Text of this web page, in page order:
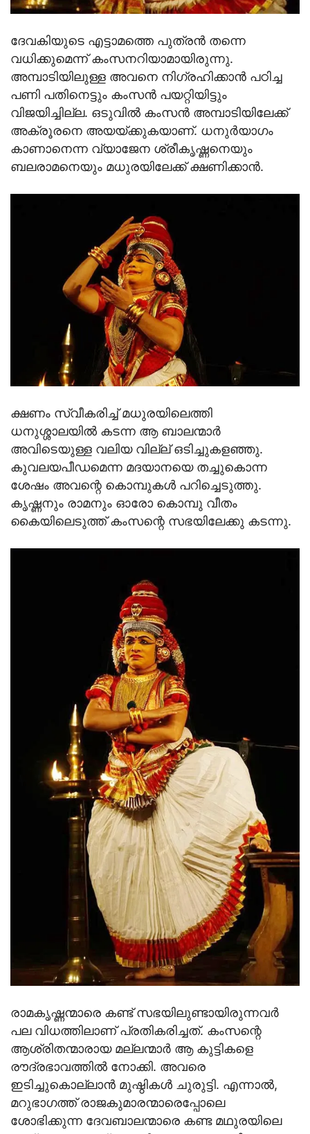
ദേവകിയുടെ എട്ടാമത്തെ പുത്രന്‍ തന്നെ
വധിക്കുമെന്ന് കംസനറിയാമായിരുന്നു.
അമ്പാടിയിലുള്ള അവനെ നിഗ്രഹിക്കാന്‍ പഠിച്ച
പണി പതിനെട്ടും കംസന്‍ പയറ്റിയിട്ടും
വിജയിച്ചില്ല. ഒടുവില്‍ കംസന്‍ അമ്പാടിയിലേക്ക്
അക്രൂരനെ അയയ്ക്കുകയാണ്. ധനുര്‍യാഗം
കാണാനെന്ന വ്യാജേന ശ്രീകൃഷ്ണനെയും
ബലരാമനെയും മധുരയിലേക്ക് ക്ഷണിക്കാന്‍.
ക്ഷണം സ്വീകരിച്ച് മധുരയിലെത്തി
ധനുശ്ശാലയില്‍ കടന്ന ആ ബാലന്മാര്‍
അവിടെയുള്ള വലിയ വില്ല് ഒടിച്ചുകളഞ്ഞു.
കുവലയപീഡമെന്ന മദയാനയെ തച്ചുകൊന്ന
ശേഷം അവന്റെ കൊമ്പുകള്‍ പറിച്ചെടുത്തു.
കൃഷ്ണനും രാമനും ഓരോ കൊമ്പു വീതം
കൈയിലെടുത്ത് കംസന്റെ സഭയിലേക്കു കടന്നു.
രാമകൃഷ്ണന്മാരെ കണ്ട് സഭയിലുണ്ടായിരുന്നവര്‍
പല വിധത്തിലാണ് പ്രതികരിച്ചത്. കംസന്റെ
ആശ്രിതന്മാരായ മല്ലന്മാര്‍ ആ കുട്ടികളെ
രൗദ്രഭാവത്തില്‍ നോക്കി. അവരെ
ഇടിച്ചുകൊല്ലാന്‍ മുഷ്ഠികള്‍ ചുരുട്ടി. എന്നാല്‍,
മറുഭാഗത്ത് രാജകുമാരന്മാരെപ്പോലെ
ശോഭിക്കുന്ന ദേവബാലന്മാരെ കണ്ട മഥുരയിലെ